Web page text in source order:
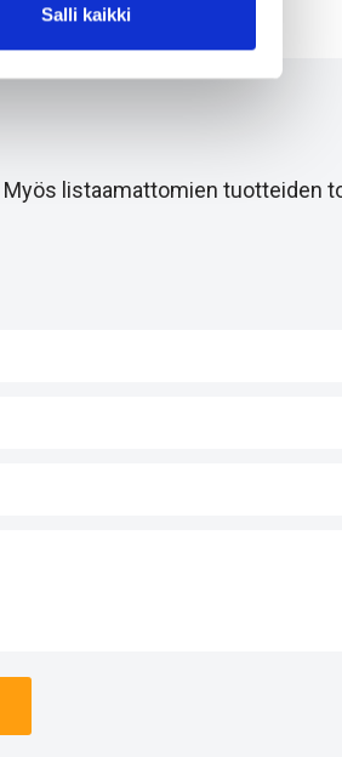
Salli kaikki
listaamattomien tuotteiden